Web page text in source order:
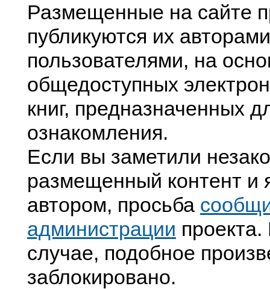
Размещенные на сайте
публикуются их
пользователями, на
общедоступных
книг, предназначенных
ознакомления.
Если вы заметили
размещенный контент и
автором, просьба
администрации
случае, подобное
заблокировано.